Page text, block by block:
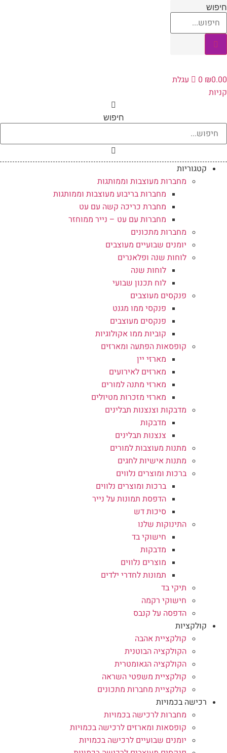
₪
0
עגלת
חיפוש
קטגוריות
מחברות מעוצבות וממותגות
מחברות בריבוע מעוצבות וממותגות
מחברת כריכה קשה עם עט
מחברות עם עט – נייר ממוחזר
מחברות מתכונים
יומנים שבועיים מעוצבים
לוחות שנה ופלאנרים
לוחות שנה
לוח תכנון שבועי
פנקסים מעוצבים
פנקסי ממו מגנט
פנקסים מעוצבים
קוביות ממו אקולוגיות
קופסאות הפתעה ומארזים
מארזי יין
מארזים לאירועים
מארזי מתנה למורים
מארזי מזכרות מטיולים
מדבקות וצנצנות תבלינים
מדבקות
צנצנות תבלינים
מתנות מעוצבות למורים
מתנות אישיות לחגים
ברכות ומוצרים נלווים
ברכות ומוצרים נלווים
הדפסת תמונות על נייר
סיכות דש
התינוקות שלנו
חישוקי בד
מדבקות
מוצרים נלווים
תמונות לחדרי ילדים
תיקי בד
חישוקי רקמה
הדפסה על קנבס
קולקציות
קולקציית אהבה
הקולקציה הבוטנית
הקולקציה הגאומטרית
קולקציית משפטי השראה
קולקציית מחברות מתכונים
רכישה בכמויות
מחברות לרכישה בכמויות
קופסאות ומארזים לרכישה בכמויות
יומנים שבועיים לרכישה בכמויות